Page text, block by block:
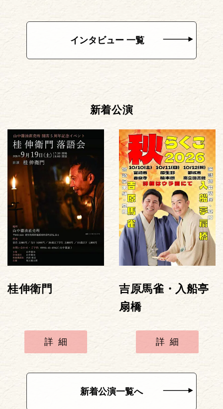
インタビュー 一覧
新着公演
桂伸衛門
詳細
吉原馬雀・入船亭
扇橋
詳細
新着公演一覧へ